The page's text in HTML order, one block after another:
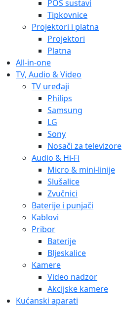
POS sustavi
Tipkovnice
Projektori i platna
Projektori
Platna
All-in-one
TV, Audio & Video
TV uređaji
Philips
Samsung
LG
Sony
Nosači za televizore
Audio & Hi-Fi
Micro & mini-linije
Slušalice
Zvučnici
Baterije i punjači
Kablovi
Pribor
Baterije
Bljeskalice
Kamere
Video nadzor
Akcijske kamere
Kućanski aparati